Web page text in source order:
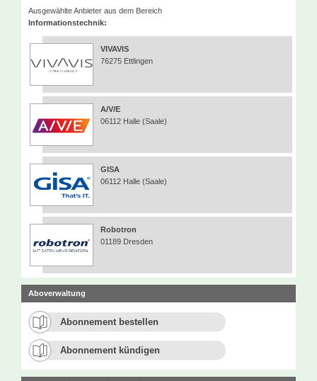
Ausgewählte Anbieter aus dem Bereich
Informationstechnik:
VIVAVIS
76275 Ettlingen
A/V/E
06112 Halle (Saale)
GISA
06112 Halle (Saale)
Robotron
01189 Dresden
Aboverwaltung
Abonnement bestellen
Abonnement kündigen